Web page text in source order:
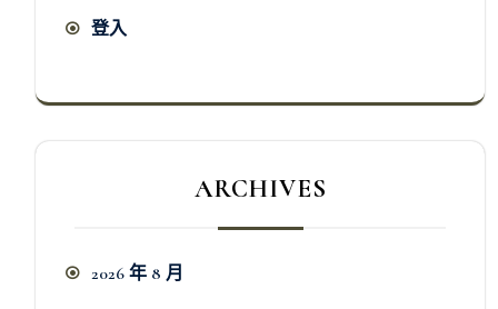
登入
ARCHIVES
2026 年 8 月